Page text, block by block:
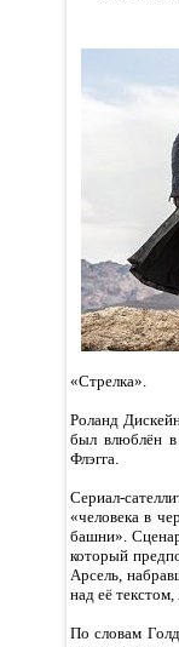
«Стрелка».
Роланд
был влюблён в
Флэгга.
Сериал-
«человека в
башни».
который
Арсель,
над её
По словам